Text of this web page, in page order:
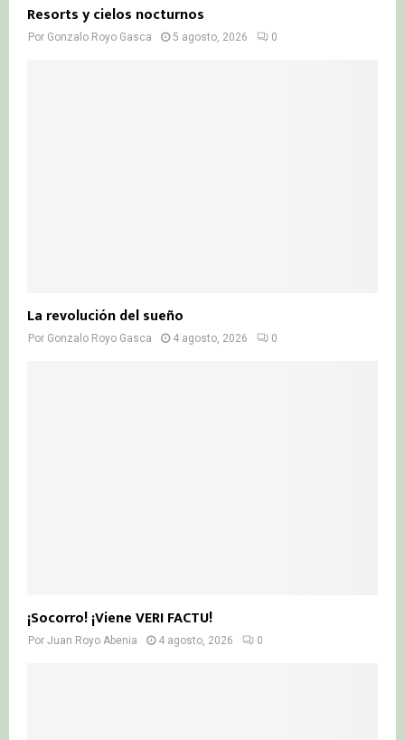
Resorts y cielos nocturnos
Por Gonzalo Royo Gasca 5 agosto, 2026 0
La revolución del sueño
Por Gonzalo Royo Gasca 4 agosto, 2026 0
¡Socorro! ¡Viene VERI FACTU!
Por Juan Royo Abenia 4 agosto, 2026 0